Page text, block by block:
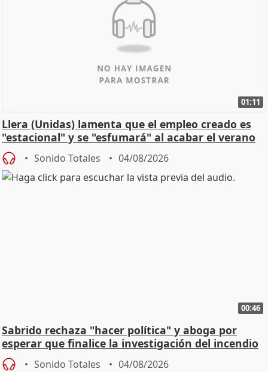
01:11
Llera (Unidas) lamenta que el empleo creado es
"estacional" y se "esfumará" al acabar el verano
Sonido Totales 04/08/2026
00:46
Sabrido rechaza "hacer política" y aboga por
esperar que finalice la investigación del incendio
Sonido Totales 04/08/2026